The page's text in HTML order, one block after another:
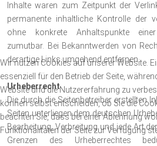
Inhalte waren zum Zeitpunkt der
permanente inhaltliche Kontrolle der
ohne konkrete Anhaltspunkte
zumutbar. Bei Bekanntwerden von
derartige Links umgehend entfernen.
Urheberrecht
Die durch die Seitenbetreiber erstellten
Seiten unterliegen dem deutschen
Bearbeitung, Verbreitung und jede Art
Grenzen des Urheberrechtes
Wir nutzen Cookies auf unserer Website.
essenziell für den Betrieb der Seite,
Website und die Nutzererfahrung zu
können selbst entscheiden, ob Sie die
beachten Sie, dass bei einer Ablehnung
Funktionalitäten der Seite zur Verfügung